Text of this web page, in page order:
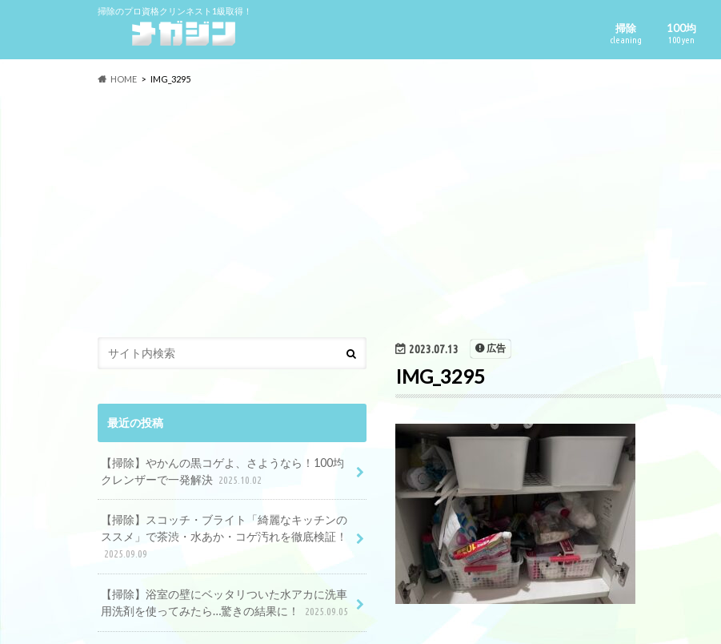
掃除のプロ資格クリンネスト1級取得！
掃除
cleaning
100均
100 yen
HOME IMG_3295
2023.07.13 広告
IMG_3295
最近の投稿
【掃除】やかんの黒コゲよ、さようなら！100均
クレンザーで一発解決 2025.10.02
【掃除】スコッチ・ブライト「綺麗なキッチンの
ススメ」で茶渋・水あか・コゲ汚れを徹底検証！
2025.09.09
【掃除】浴室の壁にベッタリついた水アカに洗車
用洗剤を使ってみたら…驚きの結果に！
2025.09.05